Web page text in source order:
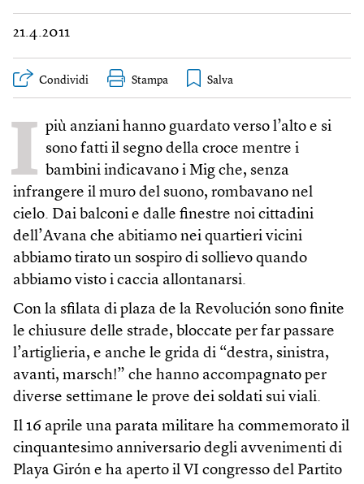
21.4.2011
Condividi Stampa
I più anziani hanno guardato verso l’alto e si
sono fatti il segno della croce mentre i
bambini indicavano i Mig che, senza
infrangere il muro del suono, rombavano nel
cielo. Dai balconi e dalle finestre noi cittadini
dell’Avana che abitiamo nei quartieri vicini
abbiamo tirato un sospiro di sollievo quando
abbiamo visto i caccia allontanarsi.
Con la sfilata di plaza de la Revolución sono finite
le chiusure delle strade, bloccate per far passare
l’artiglieria, e anche le grida di “destra, sinistra,
avanti, marsch!” che hanno accompagnato per
diverse settimane le prove dei soldati sui viali.
Il 16 aprile una parata militare ha commemorato il
cinquantesimo anniversario degli avvenimenti di
Playa Girón e ha aperto il VI congresso del Partito